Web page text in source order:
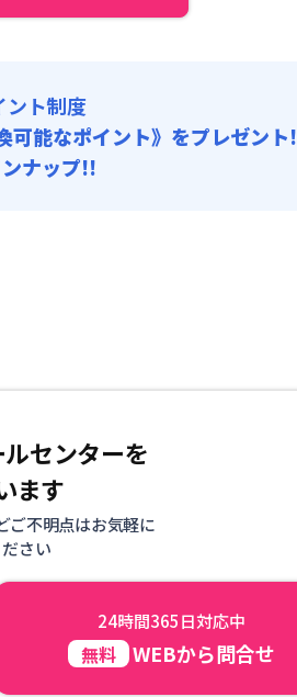
ント制度
可能なポイント》をプレゼント!
ナップ!!
センターを
ます
ご不明点はお気軽に
さい
24時間365日対応中
無料 WEBから問合せ